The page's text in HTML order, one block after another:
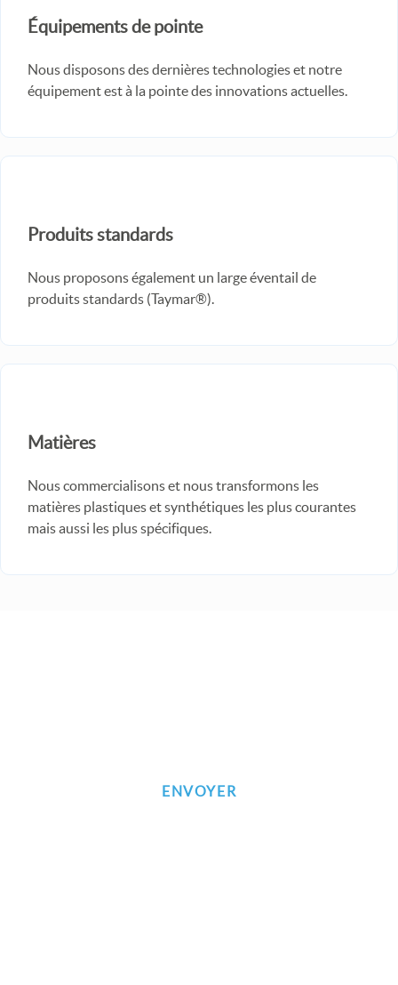
Équipements de pointe
Nous disposons des dernières technologies et notre
équipement est à la pointe des innovations actuelles.
Produits standards
Nous proposons également un large éventail de
produits standards (Taymar®).
Matières
Nous commercialisons et nous transformons les
matières plastiques et synthétiques les plus courantes
mais aussi les plus spécifiques.